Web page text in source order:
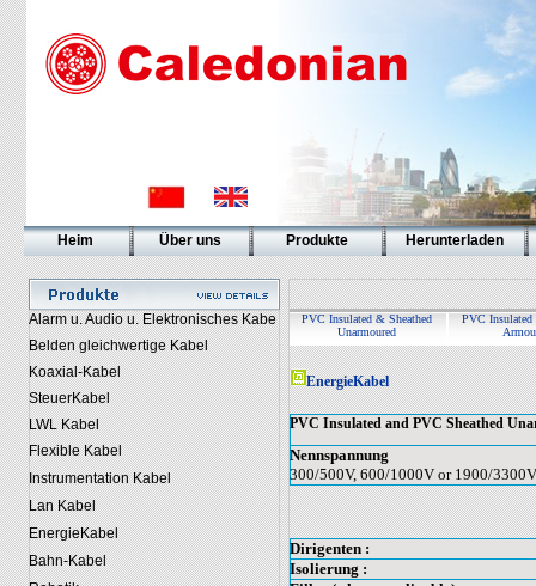
Heim Über uns Produkte Herunterladen
Alarm u. Audio u. Elektronisches Kabe
Belden gleichwertige Kabel
Koaxial-Kabel
SteuerKabel
LWL Kabel
Flexible Kabel
Instrumentation Kabel
Lan Kabel
EnergieKabel
Bahn-Kabel
PVC Insulated & Sheathed
Unarmoured
PVC Insulated
EnergieKabel
PVC Insulated and PVC Sheathed
Nennspannung
300/500V, 600/1000V or 1900/
Dirigenten :
Isolierung :